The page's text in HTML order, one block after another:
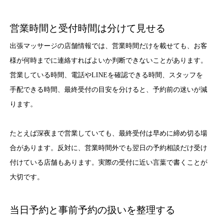
営業時間と受付時間は分けて見せる
出張マッサージの店舗情報では、営業時間だけを載せても、お客
様が何時までに連絡すればよいか判断できないことがあります。
営業している時間、電話やLINEを確認できる時間、スタッフを
手配できる時間、最終受付の目安を分けると、予約前の迷いが減
ります。
たとえば深夜まで営業していても、最終受付は早めに締め切る場
合があります。反対に、営業時間外でも翌日の予約相談だけ受け
付けている店舗もあります。実際の受付に近い言葉で書くことが
大切です。
当日予約と事前予約の扱いを整理する